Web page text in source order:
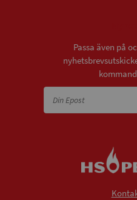
Passa även på